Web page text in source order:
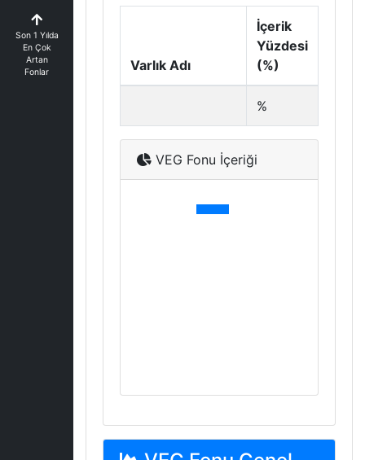
Son 1 Yılda
En Çok
Artan
Fonlar
Varlık Adı
İçerik
Yüzdesi
(%)
%
VEG Fonu İçeriği